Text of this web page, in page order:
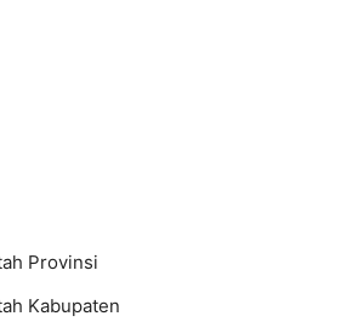
Provinsi
Kabupaten